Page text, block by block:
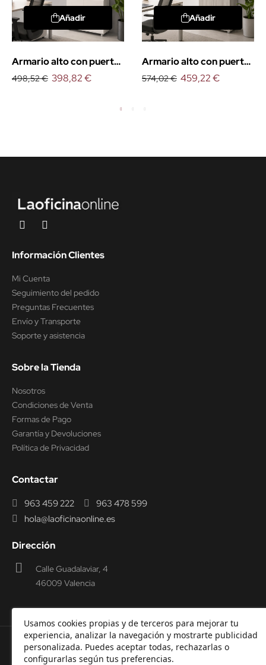
Añadir
Armario alto con puertas
bajas Euro
498,52 € 398,82 €
Añadir
Armario alto con puertas
y cerradura Euro
574,02 € 459,22 €
Usamos cookies propias y de terceros para mejorar tu
experiencia, analizar la navegación y mostrarte publicidad
personalizada. Puedes aceptar todas, rechazarlas o
configurarlas según tus preferencias.
Información Clientes
Mi Cuenta
Seguimiento del pedido
Preguntas Frecuentes
Envío y Transporte
Soporte y asistencia
Sobre la Tienda
Nosotros
Condiciones de Venta
Formas de Pago
Garantía y Devoluciones
Política de Privacidad
Contactar
963 459 222
963 478 599
hola@laoficinaonline.es
Dirección
Calle Guadalaviar, 4
46009 Valencia
© 2000-2026 Laoficinaonline.SIDEOFFICE, S.L. CIF